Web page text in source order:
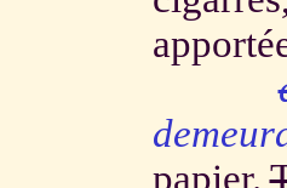
papier.